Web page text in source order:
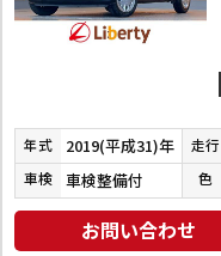
年式 2019(平成31)年 走行
車検 車検整備付 色
お問い合わせ